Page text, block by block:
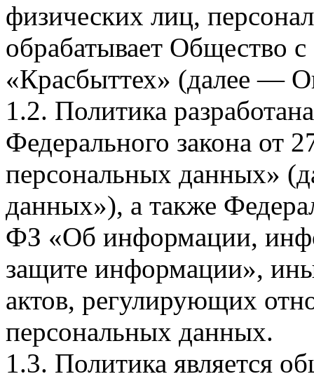
физических лиц,
обрабатывает Общество
«Красбыттех» (далее —
1.2. Политика
Федерального закона
персональных данных»
данных»), а также
ФЗ «Об информации,
защите информации»,
актов, регулирующих
персональных данных.
1.3. Политика является